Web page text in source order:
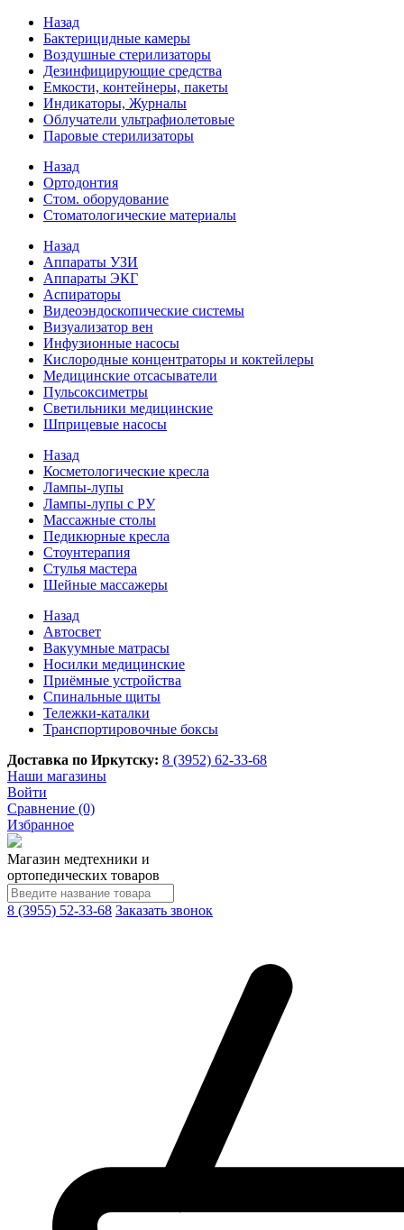
Назад
Бактерицидные камеры
Воздушные стерилизаторы
Дезинфицирующие средства
Емкости, контейнеры, пакеты
Индикаторы, Журналы
Облучатели ультрафиолетовые
Паровые стерилизаторы
Назад
Ортодонтия
Стом. оборудование
Стоматологические материалы
Назад
Аппараты УЗИ
Аппараты ЭКГ
Аспираторы
Видеоэндоскопические системы
Визуализатор вен
Инфузионные насосы
Кислородные концентраторы и коктейлеры
Медицинские отсасыватели
Пульсоксиметры
Светильники медицинские
Шприцевые насосы
Назад
Косметологические кресла
Лампы-лупы
Лампы-лупы с РУ
Массажные столы
Педикюрные кресла
Стоунтерапия
Стулья мастера
Шейные массажеры
Назад
Автосвет
Вакуумные матрасы
Носилки медицинские
Приёмные устройства
Спинальные щиты
Тележки-каталки
Транспортировочные боксы
Доставка по Иркутску: 8 (3952) 62-33-68
Наши магазины
Войти
Сравнение (0)
Избранное
Магазин медтехники и
ортопедических товаров
8 (3955) 52-33-68 Заказать звонок